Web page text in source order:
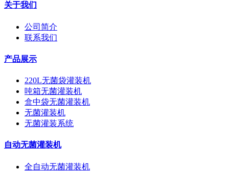
关于我们
公司简介
联系我们
产品展示
220L无菌袋灌装机
吨箱无菌灌装机
盒中袋无菌灌装机
无菌灌装机
无菌灌装系统
自动无菌灌装机
全自动无菌灌装机